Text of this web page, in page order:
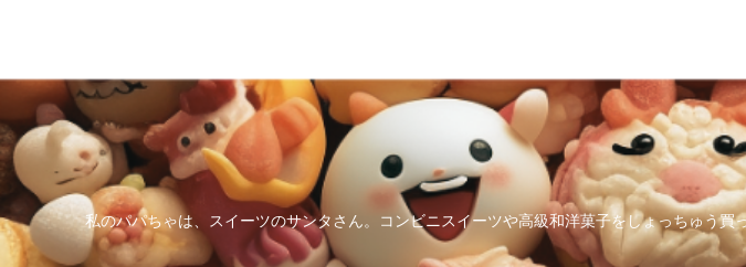
私のパパちゃは、スイーツのサンタさん。コンビニスイーツや高級和洋菓子をしょっちゅう